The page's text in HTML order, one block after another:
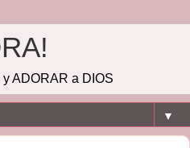
ADORAR a DIOS
▼